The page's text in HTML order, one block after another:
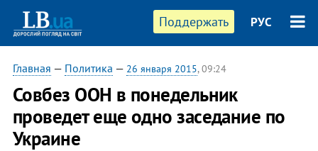
Поддержать РУС
Главная — Политика — 26 января 2015, 09:24
Совбез ООН в понедельник
проведет еще одно заседание по
Украине